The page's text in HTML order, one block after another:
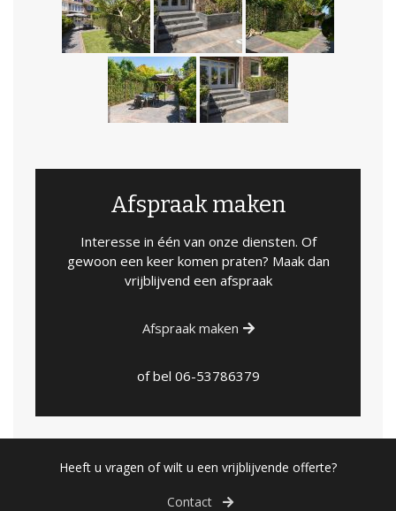
Afspraak maken
Interesse in één van onze diensten. Of
gewoon een keer komen praten? Maak dan
vrijblijvend een afspraak
Afspraak maken
of bel 06-53786379
Heeft u vragen of wilt u een vrijblijvende offerte?
Contact